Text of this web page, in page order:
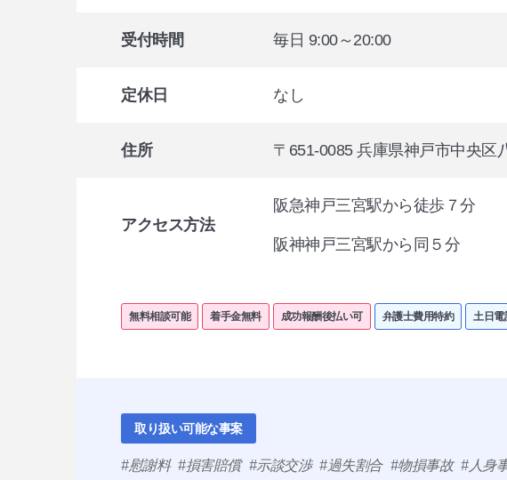
受付時間 毎日 9:00～20:00
定休日 なし
住所 〒651-0085 兵庫県神戸市中央区
アクセス方法
阪急神戸三宮駅から徒歩７分
阪神神戸三宮駅から同５分
無料相談可能 着手金無料 成功報酬後払い可 弁護士費用特約 土日電
取り扱い可能な事案
慰謝料 損害賠償 示談交渉 過失割合 物損事故 人身